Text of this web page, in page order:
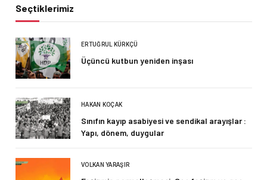
Seçtiklerimiz
ERTUĞRUL KÜRKÇÜ
Üçüncü kutbun yeniden inşası
HAKAN KOÇAK
Sınıfın kayıp asabiyesi ve sendikal arayışlar :
Yapı, dönem, duygular
VOLKAN YARAŞIR